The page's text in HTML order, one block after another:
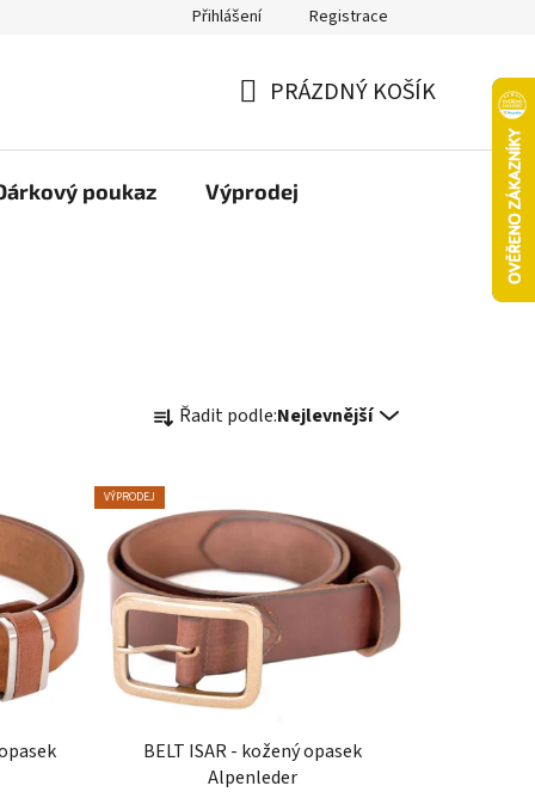
nebo vrácení ve 14denní lhůtě Platba objednávky kartou
Přihlášení Registrace
KOŠÍK
PRÁZDNÝ KOŠÍK
poukaz Výprodej
a
e
n
í
p
r
o
d
u
k
Řadit podle:Nejlevnější
VÝPRODEJ
BELT ISAR - kožený opasek
Alpenleder